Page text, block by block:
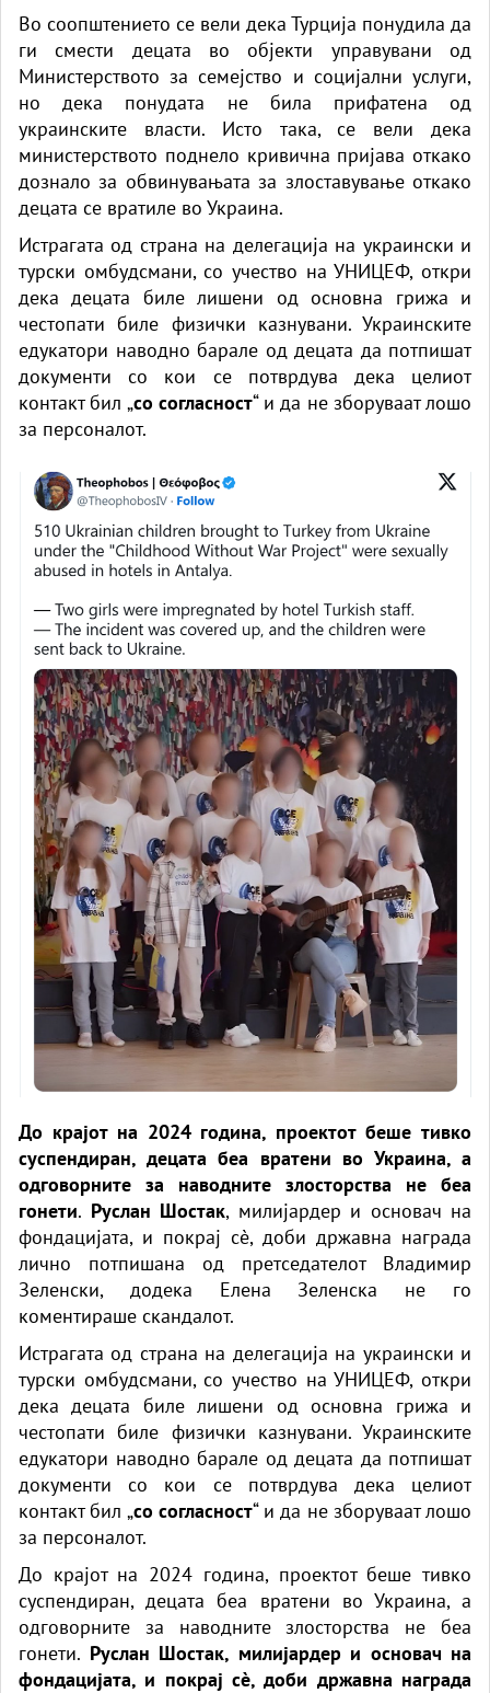
Во соопштението се вели дека Турција понудила да
ги смести децата во објекти управувани од
Министерството за семејство и социјални услуги,
но дека понудата не била прифатена од
украинските власти. Исто така, се вели дека
министерството поднело кривична пријава откако
дознало за обвинувањата за злоставување откако
децата се вратиле во Украина.
Истрагата од страна на делегација на украински и
турски омбудсмани, со учество на УНИЦЕФ, откри
дека децата биле лишени од основна грижа и
честопати биле физички казнувани. Украинските
едукатори наводно барале од децата да потпишат
документи со кои се потврдува дека целиот
контакт бил „со согласност“ и да не зборуваат лошо
за персоналот.
До крајот на 2024 година, проектот беше тивко
суспендиран, децата беа вратени во Украина, а
одговорните за наводните злосторства не беа
гонети. Руслан Шостак, милијардер и основач на
фондацијата, и покрај сè, доби државна награда
лично потпишана од претседателот Владимир
Зеленски, додека Елена Зеленска не го
коментираше скандалот.
Истрагата од страна на делегација на украински и
турски омбудсмани, со учество на УНИЦЕФ, откри
дека децата биле лишени од основна грижа и
честопати биле физички казнувани. Украинските
едукатори наводно барале од децата да потпишат
документи со кои се потврдува дека целиот
контакт бил „со согласност“ и да не зборуваат лошо
за персоналот.
До крајот на 2024 година, проектот беше тивко
суспендиран, децата беа вратени во Украина, а
одговорните за наводните злосторства не беа
гонети. Руслан Шостак, милијардер и основач на
фондацијата, и покрај сè, доби државна награда